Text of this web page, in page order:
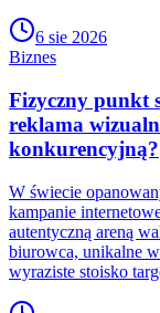
6 sie 2026
Biznes
Fizyczny punkt
reklama
konkurencyjną?
W świecie
kampanie
autentyczną areną
biurowca, unikalne
wyraziste stoisko